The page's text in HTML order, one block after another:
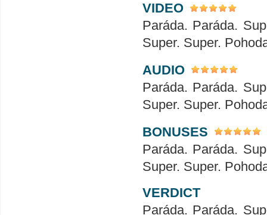
VIDEO
Paráda. Paráda.
Super. Super.
AUDIO
Paráda. Paráda.
Super. Super.
BONUSES
Paráda. Paráda.
Super. Super.
VERDICT
Paráda. Paráda.